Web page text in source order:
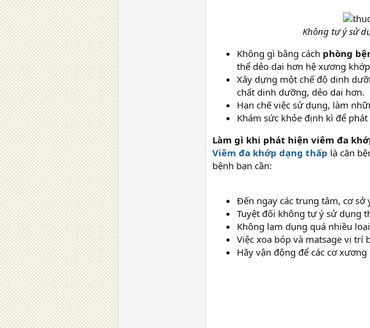
Không tự ý sử
Không gì bằng cách phòng
thể dẻo dai hơn hệ xương
Xây dựng một chế độ dinh
chất dinh dưỡng, dẻo dai hơn.
Hạn chế việc sử dụng, làm
Khám sức khỏe định kì để
Làm gì khi phát hiện viêm đa
Viêm đa khớp dạng thấp là căn
bệnh bạn cần:
Đến ngay các trung tâm, cơ
Tuyệt đối không tự ý sử dụng
Không lạm dụng quá nhiều
Việc xoa bóp và matsage vị trí
Hãy vận động để các cơ